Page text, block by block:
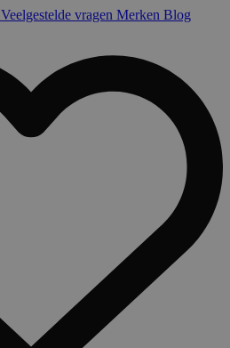
Veelgestelde vragen Merken Blog